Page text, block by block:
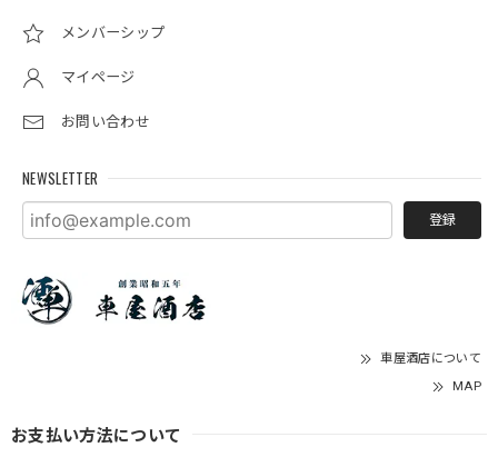
メンバーシップ
マイページ
お問い合わせ
NEWSLETTER
登録
車屋酒店について
MAP
お支払い方法について